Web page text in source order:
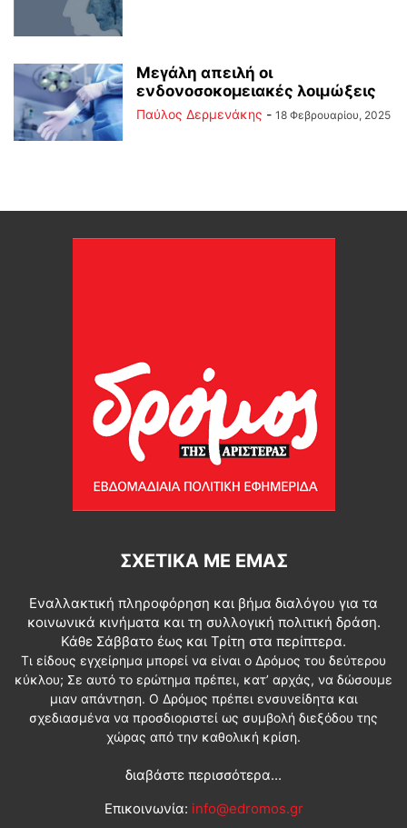
Μεγάλη απειλή οι
ενδονοσοκομειακές λοιμώξεις
Παύλος Δερμενάκης - 18 Φεβρουαρίου, 2025
ΣΧΕΤΙΚΆ ΜΕ ΕΜΆΣ
Εναλλακτική πληροφόρηση και βήμα διαλόγου για τα
κοινωνικά κινήματα και τη συλλογική πολιτική δράση.
Κάθε Σάββατο έως και Τρίτη στα περίπτερα.
Τι είδους εγχείρημα μπορεί να είναι ο Δρόμος του δεύτερου
κύκλου; Σε αυτό το ερώτημα πρέπει, κατ’ αρχάς, να δώσουμε
μιαν απάντηση. Ο Δρόμος πρέπει ενσυνείδητα και
σχεδιασμένα να προσδιοριστεί ως συμβολή διεξόδου της
χώρας από την καθολική κρίση.
διαβάστε περισσότερα...
Επικοινωνία: info@edromos.gr